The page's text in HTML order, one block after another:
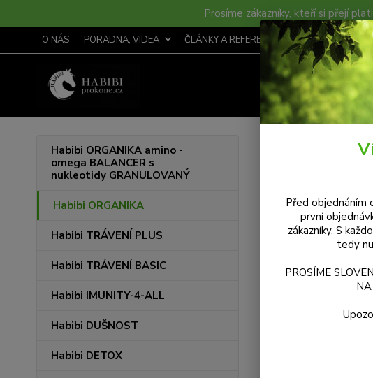
Prosíme zákazníky, kteří si přejí
O NÁS PORADNA, VIDEA ČLÁNKY A REFERENCE STÁJ HABIBI
Habibi ORGANIKA amino -
omega BALANCER s
nukleotidy GRANULOVANÝ
Habibi ORGANIKA
Habibi TRÁVENÍ PLUS
Habibi TRÁVENÍ BASIC
Habibi IMUNITY-4-ALL
Habibi DUŠNOST
Habibi DETOX
Habibi
Habibi
minerálů
Před objednáním
první
zákazníky. S
tedy
PROSÍME